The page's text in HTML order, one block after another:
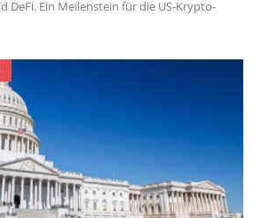
DeFi. Ein Meilenstein für die US-Krypto-